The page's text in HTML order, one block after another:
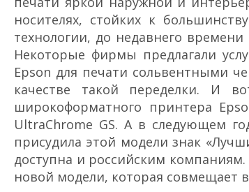
носителях, стойких к
технологии, до недавнего
Некоторые фирмы предлагали
Epson для печати сольвентными
качестве такой переделки. И
широкоформатного принтера
UltraChrome GS. А в следующем
присудила этой модели знак
доступна и российским
новой модели, которая совмещает